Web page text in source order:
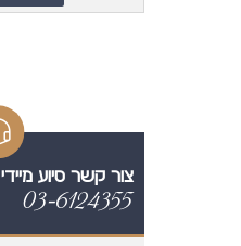
צור קשר סיוע מיידי
03-6124355